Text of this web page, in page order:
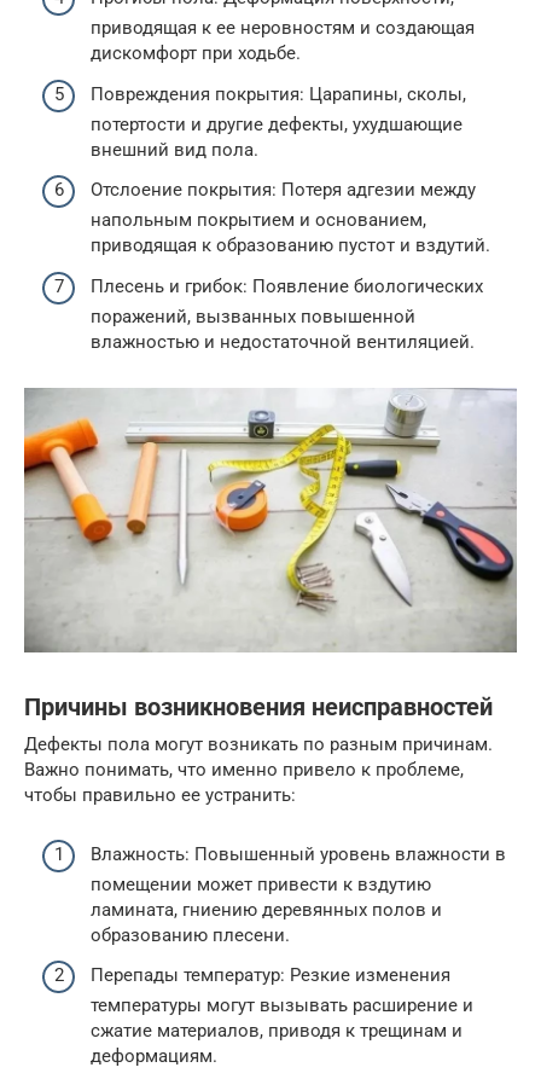
приводящая к ее неровностям и создающая
дискомфорт при ходьбе.
Повреждения покрытия: Царапины, сколы,
потертости и другие дефекты, ухудшающие
внешний вид пола.
Отслоение покрытия: Потеря адгезии между
напольным покрытием и основанием,
приводящая к образованию пустот и вздутий.
Плесень и грибок: Появление биологических
поражений, вызванных повышенной
влажностью и недостаточной вентиляцией.
Причины возникновения неисправностей
Дефекты пола могут возникать по разным причинам.
Важно понимать, что именно привело к проблеме,
чтобы правильно ее устранить:
Влажность: Повышенный уровень влажности в
помещении может привести к вздутию
ламината, гниению деревянных полов и
образованию плесени.
Перепады температур: Резкие изменения
температуры могут вызывать расширение и
сжатие материалов, приводя к трещинам и
деформациям.